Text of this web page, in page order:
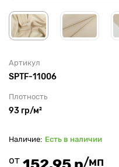
Артикул
SPTF-11006
Плотность
93 гр/м²
Есть в наличии
от /мп